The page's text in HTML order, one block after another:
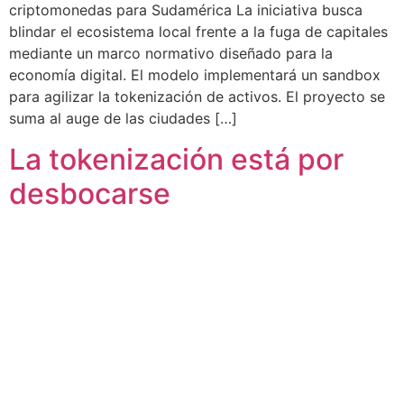
criptomonedas para Sudamérica La iniciativa busca
blindar el ecosistema local frente a la fuga de capitales
mediante un marco normativo diseñado para la
economía digital. El modelo implementará un sandbox
para agilizar la tokenización de activos. El proyecto se
suma al auge de las ciudades […]
La tokenización está por
desbocarse